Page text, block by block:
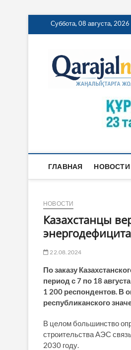
ПерейтиСуббота, 08 августа, 2026
ГЛАВНАЯ НОВОСТИ
НОВОСТИ
Казахстанцы
22.08.2024
По заказу
период с 7 по 18
1 200 респондентов. В
республиканского
В целом большинство
строительства АЭС
2030 году.